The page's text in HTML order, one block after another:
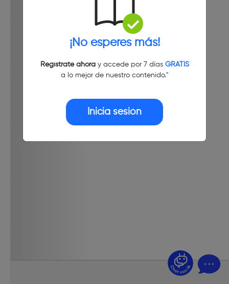
¡No esperes más!
Regístrate ahoray accede por 7 días GRATIS
a lo mejor de nuestro contenido."
Inicia sesión